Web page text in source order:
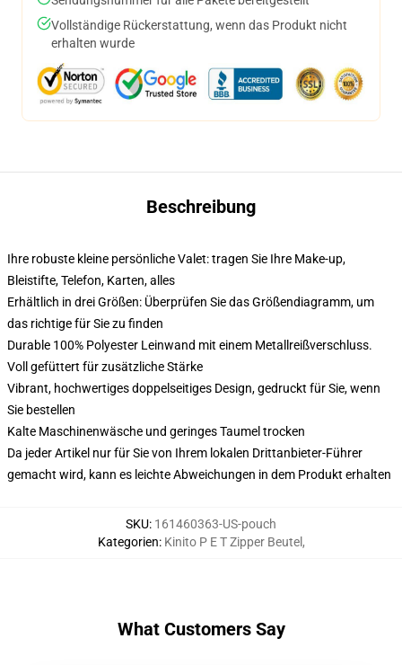
Vollständige Rückerstattung, wenn das Produkt nicht
erhalten wurde
Beschreibung
Ihre robuste kleine persönliche Valet: tragen Sie Ihre Make-up,
Bleistifte, Telefon, Karten, alles
Erhältlich in drei Größen: Überprüfen Sie das Größendiagramm, um
das richtige für Sie zu finden
Durable 100% Polyester Leinwand mit einem Metallreißverschluss.
Voll gefüttert für zusätzliche Stärke
Vibrant, hochwertiges doppelseitiges Design, gedruckt für Sie, wenn
Sie bestellen
Kalte Maschinenwäsche und geringes Taumel trocken
Da jeder Artikel nur für Sie von Ihrem lokalen Drittanbieter-Führer
gemacht wird, kann es leichte Abweichungen in dem Produkt erhalten
SKU: 161460363-US-pouch
Kategorien: Kinito P E T Zipper Beutel ,
What Customers Say